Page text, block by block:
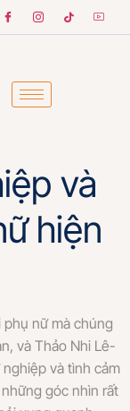
và
hiện
nữ mà chúng
và Thảo Nhi Lê-
và tình cảm
góc nhìn rất